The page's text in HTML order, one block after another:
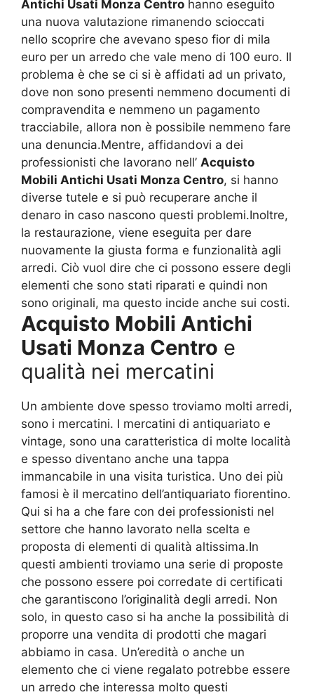
Antichi Usati Monza Centro hanno eseguito
una nuova valutazione rimanendo scioccati
nello scoprire che avevano speso fior di mila
euro per un arredo che vale meno di 100 euro. Il
problema è che se ci si è affidati ad un privato,
dove non sono presenti nemmeno documenti di
compravendita e nemmeno un pagamento
tracciabile, allora non è possibile nemmeno fare
una denuncia.Mentre, affidandovi a dei
professionisti che lavorano nell’ Acquisto
Mobili Antichi Usati Monza Centro, si hanno
diverse tutele e si può recuperare anche il
denaro in caso nascono questi problemi.Inoltre,
la restaurazione, viene eseguita per dare
nuovamente la giusta forma e funzionalità agli
arredi. Ciò vuol dire che ci possono essere degli
elementi che sono stati riparati e quindi non
sono originali, ma questo incide anche sui costi.
Acquisto Mobili Antichi
Usati Monza Centro e
qualità nei mercatini
Un ambiente dove spesso troviamo molti arredi,
sono i mercatini. I mercatini di antiquariato e
vintage, sono una caratteristica di molte località
e spesso diventano anche una tappa
immancabile in una visita turistica. Uno dei più
famosi è il mercatino dell’antiquariato fiorentino.
Qui si ha a che fare con dei professionisti nel
settore che hanno lavorato nella scelta e
proposta di elementi di qualità altissima.In
questi ambienti troviamo una serie di proposte
che possono essere poi corredate di certificati
che garantiscono l’originalità degli arredi. Non
solo, in questo caso si ha anche la possibilità di
proporre una vendita di prodotti che magari
abbiamo in casa. Un’eredità o anche un
elemento che ci viene regalato potrebbe essere
un arredo che interessa molto questi